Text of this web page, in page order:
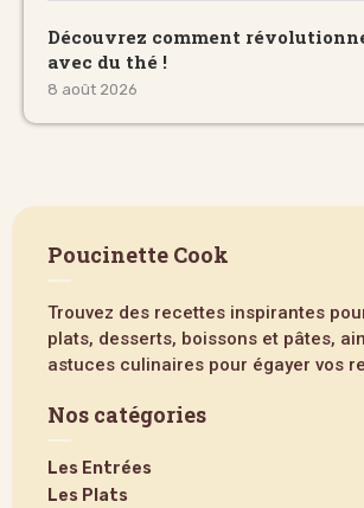
Découvrez comment
avec du thé !
8 août 2026
Poucinette Cook
Trouvez des recettes inspirantes
plats, desserts, boissons et pâtes,
astuces culinaires pour égayer vos
Nos catégories
Les Entrées
Les Plats